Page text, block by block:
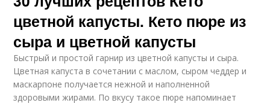
цветной капусты. Кето пюре из
сыра и цветной капусты
Быстрый и простой гарнир из цветной капусты и сыра.
Цветная капуста в сочетании с маслом, сыром чеддер и
маскарпоне получается нежной и наполненной
здоровыми жирами. По вкусу такое пюре напоминает